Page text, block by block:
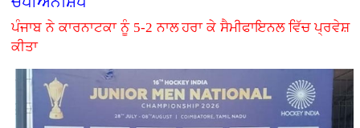
ਪੰਜਾਬ ਨੇ ਕਾਰਨਾਟਕਾ ਨੂੰ 5-2 ਨਾਲ ਹਰਾ ਕੇ ਸੈਮੀਫਾਇਨਲ ਵਿੱਚ ਪ੍ਰਵੇਸ਼
ਕੀਤਾ